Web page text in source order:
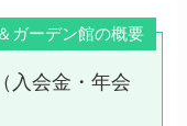
ガーデン館の概要
入会金・年会